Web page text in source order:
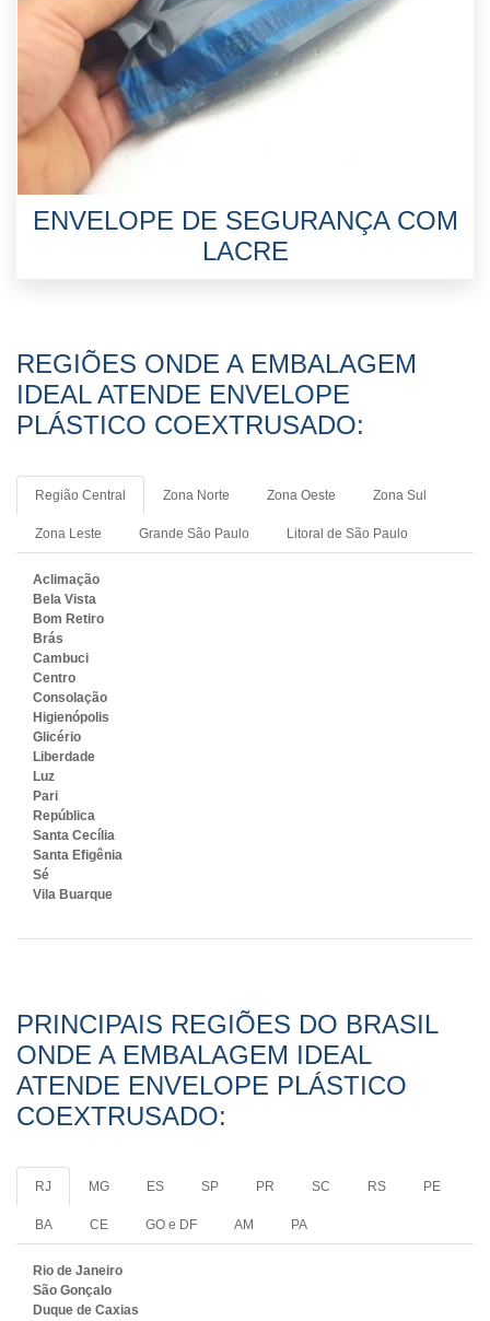
ENVELOPE DE SEGURANÇA COM
LACRE
REGIÕES ONDE A EMBALAGEM
IDEAL ATENDE ENVELOPE
PLÁSTICO COEXTRUSADO:
Região Central Zona Norte Zona Oeste Zona Sul
Zona Leste Grande São Paulo Litoral de São Paulo
Aclimação
Bela Vista
Bom Retiro
Brás
Cambuci
Centro
Consolação
Higienópolis
Glicério
Liberdade
Luz
Pari
República
Santa Cecília
Santa Efigênia
Sé
Vila Buarque
PRINCIPAIS REGIÕES DO BRASIL
ONDE A EMBALAGEM IDEAL
ATENDE ENVELOPE PLÁSTICO
COEXTRUSADO:
RJ MG ES SP PR SC RS PE
BA CE GO e DF AM PA
Rio de Janeiro
São Gonçalo
Duque de Caxias